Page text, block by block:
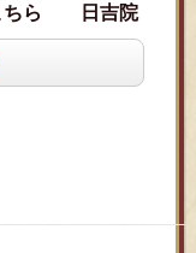
こちら 日吉院